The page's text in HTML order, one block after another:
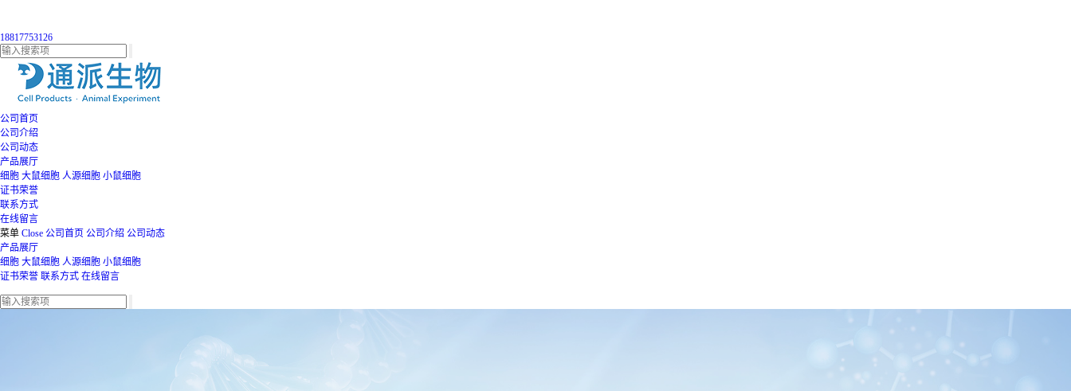
18817753126
公司首页
公司介绍
公司动态
产品展厅
细胞 大鼠细胞 人源细胞 小鼠细胞
证书荣誉
联系方式
在线留言
菜单 Close 公司首页 公司介绍 公司动态
产品展厅
细胞 大鼠细胞 人源细胞 小鼠细胞
证书荣誉 联系方式 在线留言